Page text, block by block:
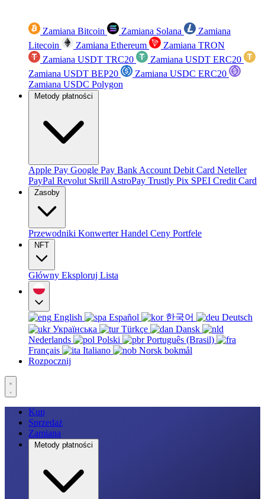
Zamiana Bitcoin Zamiana Solana
Zamiana
Litecoin
Zamiana Ethereum
Zamiana TRON
Zamiana USDT TRC20
Zamiana USDT ERC20
Zamiana USDT BEP20
Zamiana USDC ERC20
Zamiana USDC Polygon
Metody płatności
Apple Pay Google Pay Bank Account Debit Card Neteller
PayPal Revolut Skrill AstroPay Trustly Pix SPEI Credit Card
Zasoby
Przewodniki KonwerterHandel Ceny Portfele
NFT
Główny Eksploruj Lista
English Español 한국어
Deutsch
Українська
Türkçe
Dansk
Nederlands
Polski
Português (Brasil)
Français
Italiano
Norsk bokmål
Rozpocznij
Kup
Sprzedaż
Zamiana
Metody płatności